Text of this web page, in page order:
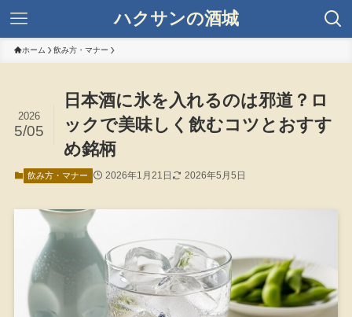
ハクサンの酒城
ホーム 飲み方・マナー
日本酒に氷を入れるのは邪道？ロ
ックで美味しく飲むコツとおすす
め銘柄
2026
5/05
飲み方・マナー 2026年1月21日 2026年5月5日